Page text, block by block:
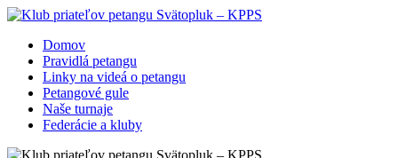
Domov
Pravidlá petangu
Linky na videá o petangu
Petangové gule
Naše turnaje
Federácie a kluby